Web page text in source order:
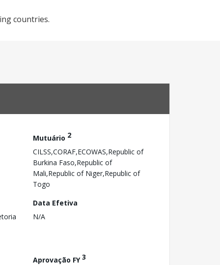
countries.
Mutuário 2
CILSS,CORAF,ECOWAS,Republic of
Burkina Faso,Republic of
Mali,Republic of Niger,Republic of
Togo
Data Efetiva
N/A
Aprovação FY3